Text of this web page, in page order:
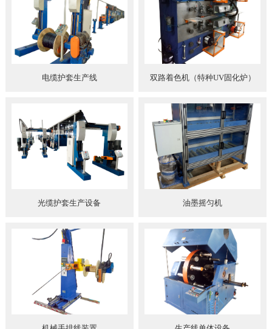
电缆护套生产线 双路着色机（特种UV固化炉）
光缆护套生产设备 油墨摇匀机